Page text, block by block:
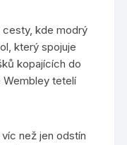
cesty, kde modrý
který spojuje
kopajících do
Wembley tetelí
než jen odstín